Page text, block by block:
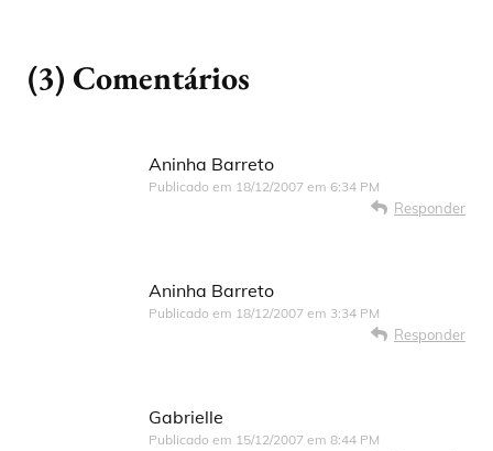
(3) Comentários
Aninha Barreto
Publicado em 18/12/2007 em 6:34 PM
Responder
Aninha Barreto
Publicado em 18/12/2007 em 3:34 PM
Responder
Gabrielle
Publicado em 15/12/2007 em 8:44 PM